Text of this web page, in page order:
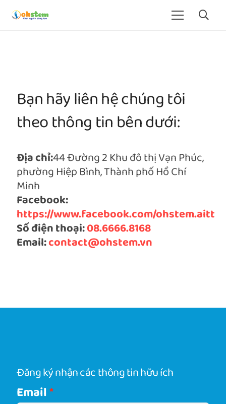
Bạn hãy liên hệ chúng tôi
theo thông tin bên dưới:
Địa chỉ:44 Đường 2 Khu đô thị Vạn Phúc,
phường Hiệp Bình, Thành phố Hồ Chí
Minh
Facebook:
https://www.facebook.com/ohstem.aitt
Số điện thoại:08.6666.8168
Email:contact@ohstem.vn
Đăng ký nhận các thông tin hữu ích
Email